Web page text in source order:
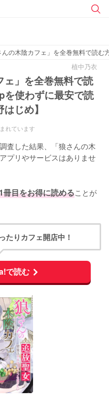
の木陰カフェ」を全巻無料で読む
植中乃衣
」を全巻無料で読
使わずに最安で読
じめ】
れています
査した結果、「狼さんの木
プリやサービスはありませ
冊目をお得に読めることが
たりカフェ開店中！
で読む